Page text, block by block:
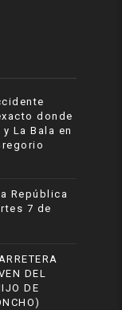
donde
La Bala en
República
7 de
DEL
DE